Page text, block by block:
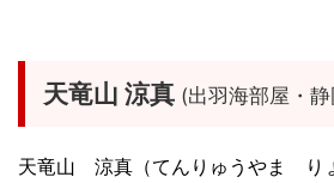
天竜山 涼真 (出羽海部屋・
天竜山 涼真（てんりゅうやま り